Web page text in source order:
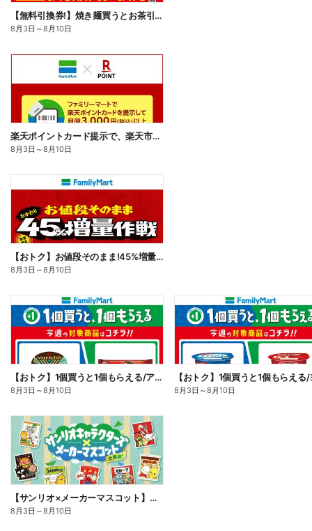
【無料引換券!】焼き麺買うとお茶引換券貰える!
8月3日 ～8月10日
楽天ポイントカード提示で、楽天市場でのお買い物がおトクに!
8月3日 ～8月10日
【おトク】お値段そのまま!45%増量作戦!
8月3日 ～8月10日
【おトク】1個買うと1個もらえる/アイス
8月3日 ～8月10日 8月3日 ～8月10日
【サンリオ×メーカーマスコット】オリジナルグッズ貰える!
8月3日 ～8月10日